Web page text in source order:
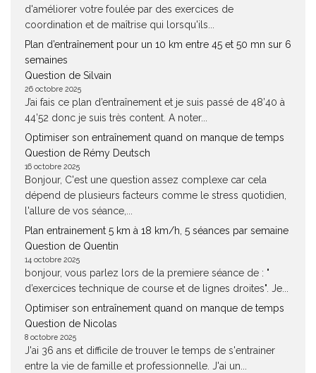
d'améliorer votre foulée par des exercices de
coordination et de maîtrise qui lorsqu'ils...
Plan d’entraînement pour un 10 km entre 45 et 50 mn sur 6
semaines
Question de Silvain
26 octobre 2025
J’ai fais ce plan d’entraînement et je suis passé de 48’40 à
44’52 donc je suis très content. A noter...
Optimiser son entraînement quand on manque de temps
Question de Rémy Deutsch
16 octobre 2025
Bonjour, C'est une question assez complexe car cela
dépend de plusieurs facteurs comme le stress quotidien,
l'allure de vos séance,...
Plan entrainement 5 km à 18 km/h, 5 séances par semaine
Question de Quentin
14 octobre 2025
bonjour, vous parlez lors de la premiere séance de : "
d’exercices technique de course et de lignes droites". Je...
Optimiser son entraînement quand on manque de temps
Question de Nicolas
8 octobre 2025
J'ai 36 ans et difficile de trouver le temps de s'entrainer
entre la vie de famille et professionnelle. J'ai un...